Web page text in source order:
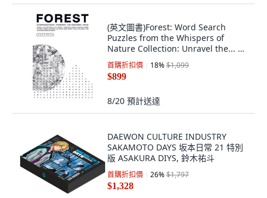
(英文圖書)Forest: Word Search
Puzzles from the Whispers of
Nature Collection: Unravel the... 平
裝版, Bookmundo, 英文
首購折扣價 18%$1,099
$899
8/20 預計送達
DAEWON CULTURE INDUSTRY
SAKAMOTO DAYS 坂本日常 21 特別
版 ASAKURA DIYS, 鈴木祐斗
首購折扣價 26%$1,797
$1,328